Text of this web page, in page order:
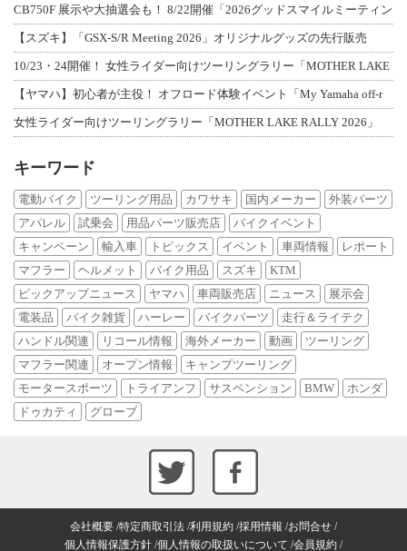
CB750F 展示や大抽選会も！ 8/22開催「2026グッドスマイルミーティン
【スズキ】「GSX-S/R Meeting 2026」オリジナルグッズの先行販売
10/23・24開催！ 女性ライダー向けツーリングラリー「MOTHER LAKE
【ヤマハ】初心者が主役！ オフロード体験イベント「My Yamaha off-r
女性ライダー向けツーリングラリー「MOTHER LAKE RALLY 2026」
キーワード
電動バイク ツーリング用品 カワサキ 国内メーカー
外装パーツ
アパレル
試乗会 用品パーツ販売店
バイクイベント
キャンペーン
輸入車 トピックス イベント 車両情報
レポート
マフラー
ヘルメット バイク用品 スズキ
KTM
ピックアップニュース
ヤマハ 車両販売店 ニュース
展示会
電装品
バイク雑貨 ハーレー バイクパーツ
走行＆ライテク
ハンドル関連
リコール情報 海外メーカー 動画
ツーリング
マフラー関連
オープン情報
キャンプツーリング
モータースポーツ
トライアンフ サスペンション BMW
ホンダ
ドゥカティ
グローブ
会社概要 特定商取引法 利用規約 採用情報 お問合せ
個人情報保護方針 個人情報の取扱いについて 会員規約